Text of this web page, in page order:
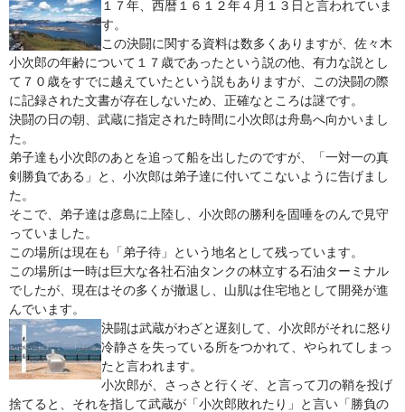
１７年、西暦１６１２年４月１３日と言われていま
す。
この決闘に関する資料は数多くありますが、佐々木
小次郎の年齢について１７歳であったという説の他、有力な説とし
て７０歳をすでに越えていたという説もありますが、この決闘の際
に記録された文書が存在しないため、正確なところは謎です。
決闘の日の朝、武蔵に指定された時間に小次郎は舟島へ向かいまし
た。
弟子達も小次郎のあとを追って船を出したのですが、「一対一の真
剣勝負である」と、小次郎は弟子達に付いてこないように告げまし
た。
そこで、弟子達は彦島に上陸し、小次郎の勝利を固唾をのんで見守
っていました。
この場所は現在も「弟子待」という地名として残っています。
この場所は一時は巨大な各社石油タンクの林立する石油ターミナル
でしたが、現在はその多くが撤退し、山肌は住宅地として開発が進
んでいます。
決闘は武蔵がわざと遅刻して、小次郎がそれに怒り
冷静さを失っている所をつかれて、やられてしまっ
たと言われます。
小次郎が、さっさと行くぞ、と言って刀の鞘を投げ
捨てると、それを指して武蔵が「小次郎敗れたり」と言い「勝負の